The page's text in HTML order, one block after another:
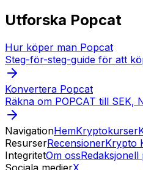
Utforska Popcat
Hur köper man Popcat
Steg-för-steg-guide för att
Konvertera Popcat
Räkna om POPCAT till SEK,
NavigationHemKryptokurser
ResurserRecensionerKrypto
IntegritetOm ossRedaksjonell
Sociala medierX